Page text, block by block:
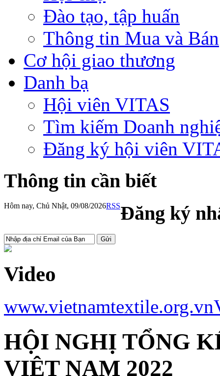
Đào tạo, tập huấn
Thông tin Mua và Bán
Cơ hội giao thương
Danh bạ
Hội viên VITAS
Tìm kiếm Doanh
Đăng ký hội viên
Thông tin cần biết
Hôm nay, Chủ Nhật, 09/08/2026RSSĐăng ký
Video
www.vietnamtextile.org.vn
HỘI NGHỊ TỔNG
VIỆT NAM 2022